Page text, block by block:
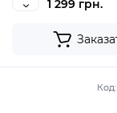
1 299 грн.
Код: